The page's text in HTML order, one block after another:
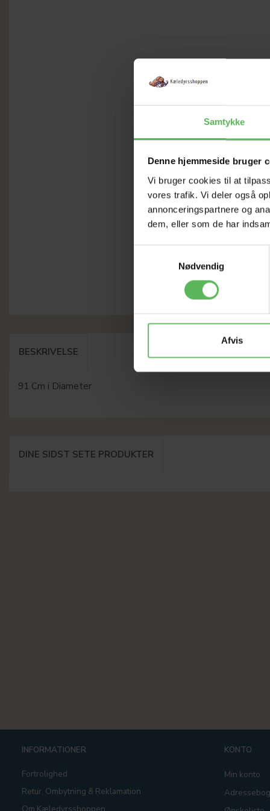
Samtykke
Denne hjemmeside bruger
Vi bruger cookies til at
vores trafik. Vi deler også
annonceringspartnere og
dem, eller som de har
Nødvendig
Afvis
BESKRIVELSE
91 Cm i Diameter
DINE SIDST SETE PRODUKTER
INFORMATIONER
Fortrolighed
Retur, Ombytning & Reklamation
KONTO
Min konto
Adressebog